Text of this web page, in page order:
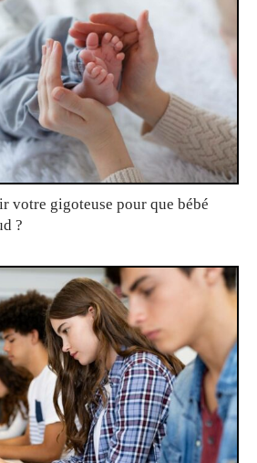
votre gigoteuse pour que bébé
?